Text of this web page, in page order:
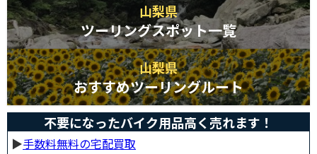
山梨県
ツーリングスポット一覧
山梨県
おすすめツーリングルート
不要になったバイク用品高く売れます！
▶︎手数料無料の宅配買取